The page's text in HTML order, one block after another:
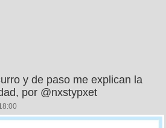
y de paso me explican la
por @nxstypxet